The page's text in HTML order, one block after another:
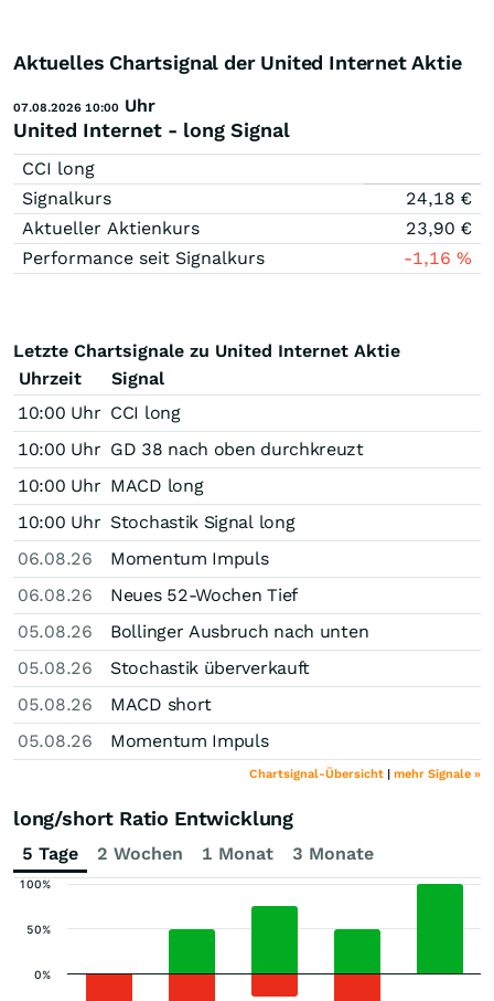
Aktuelles Chartsignal der United Internet Aktie
07.08.2026 10:00 Uhr
United Internet - long Signal
CCI long
Signalkurs
24,18 €
Aktueller Aktienkurs
23,90 €
Performance seit Signalkurs
-1,16 %
Letzte Chartsignale zu United Internet Aktie
Uhrzeit
Signal
10:00 Uhr CCI long
10:00 Uhr GD 38 nach oben durchkreuzt
10:00 Uhr MACD long
10:00 Uhr Stochastik Signal long
06.08.26
Momentum Impuls
06.08.26
Neues 52-Wochen Tief
05.08.26
Bollinger Ausbruch nach unten
05.08.26
Stochastik überverkauft
05.08.26
MACD short
05.08.26
Momentum Impuls
Chartsignal-Übersicht | mehr Signale »
long/short Ratio Entwicklung
5 Tage 2 Wochen 1 Monat 3 Monate
0%
50%
100%